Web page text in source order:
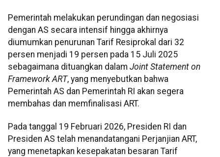
Pemerintah melakukan perundingan dan negosiasi
dengan AS secara intensif hingga akhirnya
diumumkan penurunan Tarif Resiprokal dari 32
persen menjadi 19 persen pada 15 Juli 2025
sebagaimana dituangkan dalam Joint Statement on
Framework ART, yang menyebutkan bahwa
Pemerintah AS dan Pemerintah RI akan segera
membahas dan memfinalisasi ART.
Pada tanggal 19 Februari 2026, Presiden RI dan
Presiden AS telah menandatangani Perjanjian ART,
yang menetapkan kesepakatan besaran Tarif